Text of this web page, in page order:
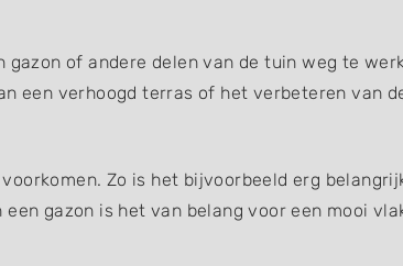
of andere delen van de tuin weg te
een verhoogd terras of het verbeteren van
Zo is het bijvoorbeeld erg
gazon is het van belang voor een mooi